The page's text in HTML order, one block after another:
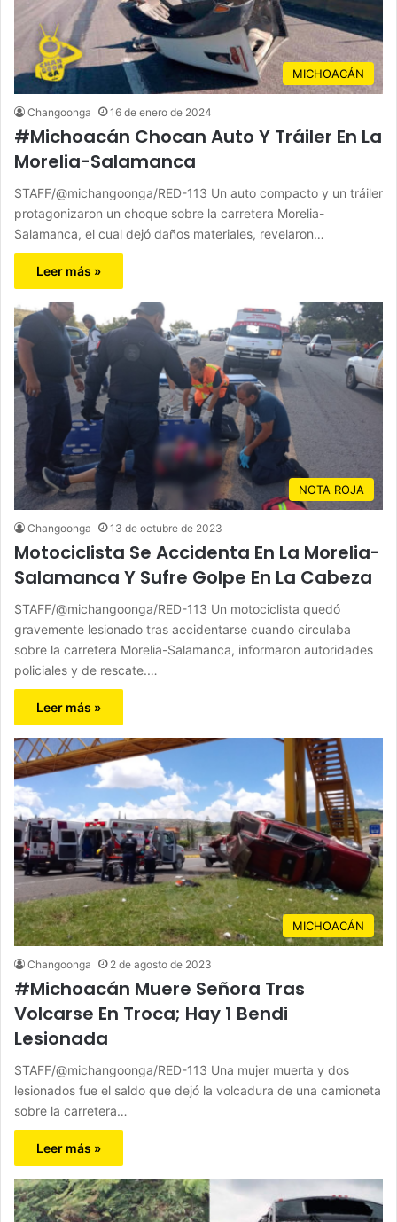
MICHOACÁN
Changoonga 16 de enero de 2024
#Michoacán Chocan Auto Y Tráiler En La
Morelia-Salamanca
STAFF/@michangoonga/RED-113 Un auto compacto y un tráiler
protagonizaron un choque sobre la carretera Morelia-
Salamanca, el cual dejó daños materiales, revelaron…
Leer más »
NOTA ROJA
Changoonga 13 de octubre de 2023
Motociclista Se Accidenta En La Morelia-
Salamanca Y Sufre Golpe En La Cabeza
STAFF/@michangoonga/RED-113 Un motociclista quedó
gravemente lesionado tras accidentarse cuando circulaba
sobre la carretera Morelia-Salamanca, informaron autoridades
policiales y de rescate.…
Leer más »
MICHOACÁN
Changoonga 2 de agosto de 2023
#Michoacán Muere Señora Tras
Volcarse En Troca; Hay 1 Bendi
Lesionada
STAFF/@michangoonga/RED-113 Una mujer muerta y dos
lesionados fue el saldo que dejó la volcadura de una camioneta
sobre la carretera…
Leer más »